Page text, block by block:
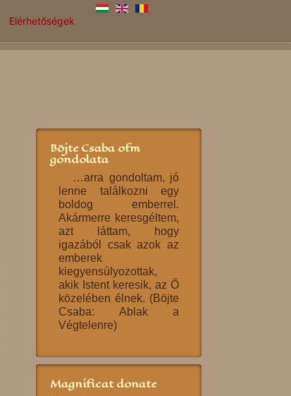
Elérhetőségek
Böjte Csaba ofm
gondolata
…arra gondoltam, jó
lenne találkozni egy
boldog emberrel.
Akármerre keresgéltem,
azt láttam, hogy
igazából csak azok az
emberek
kiegyensúlyozottak,
akik Istent keresik, az Ő
közelében élnek. (Böjte
Csaba: Ablak a
Végtelenre)
Magnificat donate